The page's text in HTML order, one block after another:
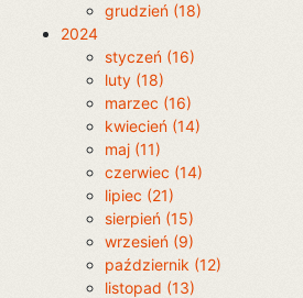
grudzień (18)
2024
styczeń (16)
luty (18)
marzec (16)
kwiecień (14)
maj (11)
czerwiec (14)
lipiec (21)
sierpień (15)
wrzesień (9)
październik (12)
listopad (13)